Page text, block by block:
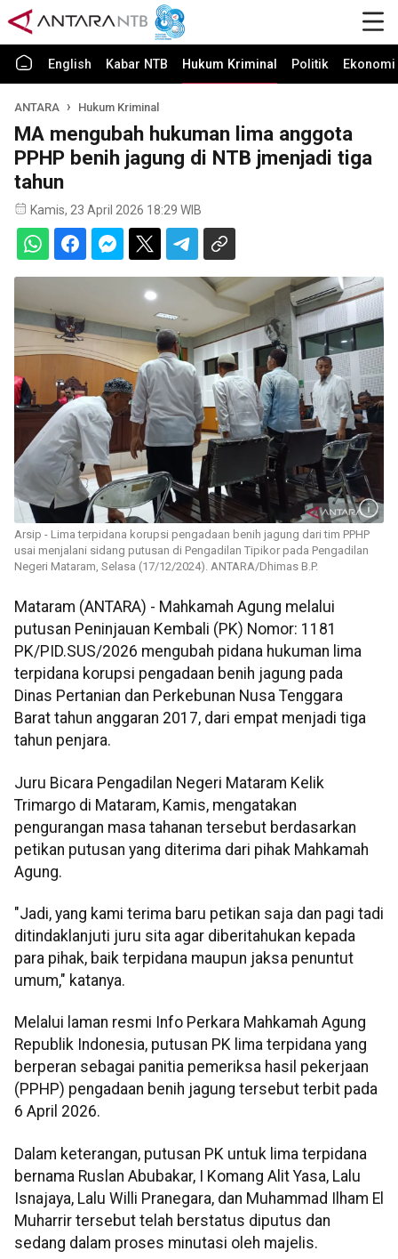
English Kabar NTB Hukum Kriminal Politik
ANTARA Hukum Kriminal
MA mengubah hukuman lima anggota
PPHP benih jagung di NTB jmenjadi tiga
tahun
Kamis, 23 April 2026 18:29 WIB
Arsip - Lima terpidana korupsi pengadaan benih jagung dari tim PPHP
usai menjalani sidang putusan di Pengadilan Tipikor pada Pengadilan
Negeri Mataram, Selasa (17/12/2024). ANTARA/Dhimas B.P.
Mataram (ANTARA) - Mahkamah Agung melalui
putusan Peninjauan Kembali (PK) Nomor: 1181
PK/PID.SUS/2026 mengubah pidana hukuman lima
terpidana korupsi pengadaan benih jagung pada
Dinas Pertanian dan Perkebunan Nusa Tenggara
Barat tahun anggaran 2017, dari empat menjadi tiga
tahun penjara.
Juru Bicara Pengadilan Negeri Mataram Kelik
Trimargo di Mataram, Kamis, mengatakan
pengurangan masa tahanan tersebut berdasarkan
petikan putusan yang diterima dari pihak Mahkamah
Agung.
"Jadi, yang kami terima baru petikan saja dan pagi tadi
ditindaklanjuti juru sita agar diberitahukan kepada
para pihak, baik terpidana maupun jaksa penuntut
umum," katanya.
Melalui laman resmi Info Perkara Mahkamah Agung
Republik Indonesia, putusan PK lima terpidana yang
berperan sebagai panitia pemeriksa hasil pekerjaan
(PPHP) pengadaan benih jagung tersebut terbit pada
6 April 2026.
Dalam keterangan, putusan PK untuk lima terpidana
bernama Ruslan Abubakar, I Komang Alit Yasa, Lalu
Isnajaya, Lalu Willi Pranegara, dan Muhammad Ilham El
Muharrir tersebut telah berstatus diputus dan
sedang dalam proses minutasi oleh majelis.